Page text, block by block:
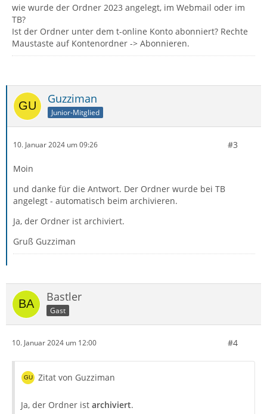
wie wurde der Ordner 2023 angelegt, im Webmail oder im
TB?
Ist der Ordner unter dem t-online Konto abonniert? Rechte
Maustaste auf Kontenordner -> Abonnieren.
Guzziman
Junior-Mitglied
10. Januar 2024 um 09:26 #3
Moin
und danke für die Antwort. Der Ordner wurde bei TB
angelegt - automatisch beim archivieren.
Ja, der Ordner ist archiviert.
Gruß Guzziman
Bastler
Gast
10. Januar 2024 um 12:00 #4
Zitat von Guzziman
Ja, der Ordner ist archiviert.